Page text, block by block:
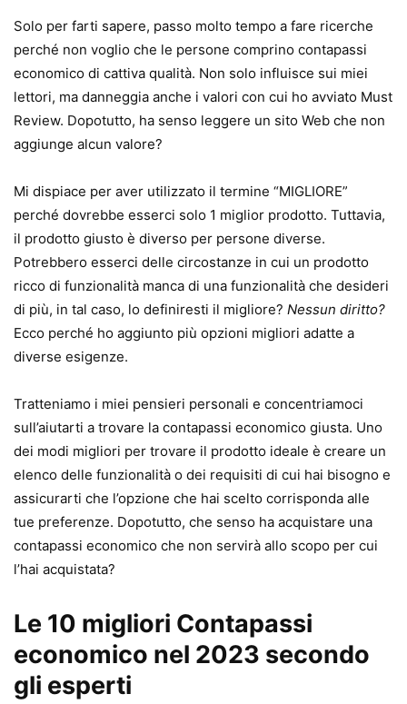
Solo per farti sapere, passo molto tempo a fare ricerche
perché non voglio che le persone comprino contapassi
economico di cattiva qualità. Non solo influisce sui miei
lettori, ma danneggia anche i valori con cui ho avviato Must
Review. Dopotutto, ha senso leggere un sito Web che non
aggiunge alcun valore?
Mi dispiace per aver utilizzato il termine “MIGLIORE”
perché dovrebbe esserci solo 1 miglior prodotto. Tuttavia,
il prodotto giusto è diverso per persone diverse.
Potrebbero esserci delle circostanze in cui un prodotto
ricco di funzionalità manca di una funzionalità che desideri
di più, in tal caso, lo definiresti il ​​migliore? Nessun diritto?
Ecco perché ho aggiunto più opzioni migliori adatte a
diverse esigenze.
Tratteniamo i miei pensieri personali e concentriamoci
sull’aiutarti a trovare la contapassi economico giusta. Uno
dei modi migliori per trovare il prodotto ideale è creare un
elenco delle funzionalità o dei requisiti di cui hai bisogno e
assicurarti che l’opzione che hai scelto corrisponda alle
tue preferenze. Dopotutto, che senso ha acquistare una
contapassi economico che non servirà allo scopo per cui
l’hai acquistata?
Le 10 migliori Contapassi
economico nel 2023 secondo
gli esperti